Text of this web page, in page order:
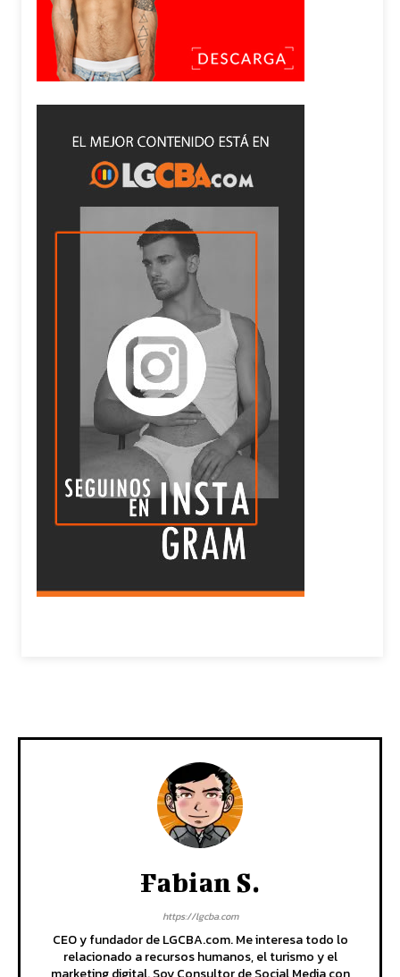
Fabian S.
https://lgcba.com
CEO y fundador de LGCBA.com. Me interesa todo lo
relacionado a recursos humanos, el turismo y el